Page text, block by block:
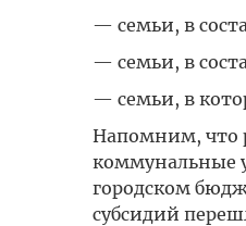
— семьи, в
— семьи, в
— семьи, в
Напомним, что
коммунальные
городском
субсидий